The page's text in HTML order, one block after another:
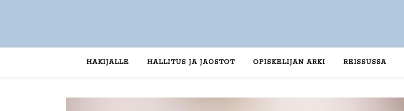
HAKIJALLE HALLITUS JA JAOSTOT OPISKELIJAN ARKI REISSUSSA